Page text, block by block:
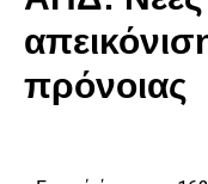
πρόνοιας